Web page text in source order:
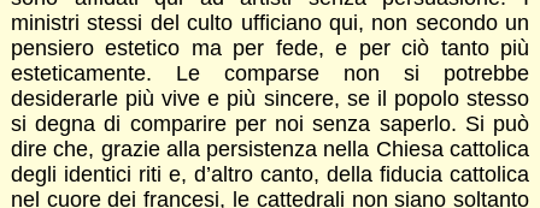
ministri stessi del culto ufficiano qui, non secondo un
pensiero estetico ma per fede, e per ciò tanto più
esteticamente. Le comparse non si potrebbe
desiderarle più vive e più sincere, se il popolo stesso
si degna di comparire per noi senza saperlo. Si può
dire che, grazie alla persistenza nella Chiesa cattolica
degli identici riti e, d’altro canto, della fiducia cattolica
nel cuore dei francesi, le cattedrali non siano soltanto